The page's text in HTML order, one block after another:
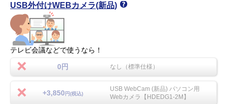
USB外付けWEBカメラ(新品)
テレビ会議などで使うなら！
0円 なし（標準仕様）
+3,850 円(税込)
USB WebCam (新品) パソコン用
Webカメラ【HDEDG1-2M】